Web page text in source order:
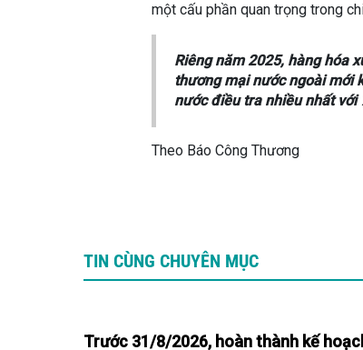
một cấu phần quan trọng trong
Riêng năm 2025, hàng hóa
thương mại nước ngoài mới
nước điều tra nhiều nhất với
Theo Báo Công Thương
TIN CÙNG CHUYÊN MỤC
Trước 31/8/2026, hoàn thành kế